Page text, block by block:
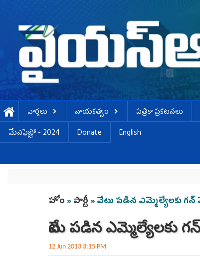
వార్తలు నాయకత్వం పత్రికా ప్రకటనలు
మేనిఫెస్టో - 2024
Donate English
You are here
హోం »పార్టీ » వేటు పడిన ఎమ్మెల్యేలకు
వేటు పడిన ఎమ్మెల్యేలకు
12 Jun 2013 3:15 PM